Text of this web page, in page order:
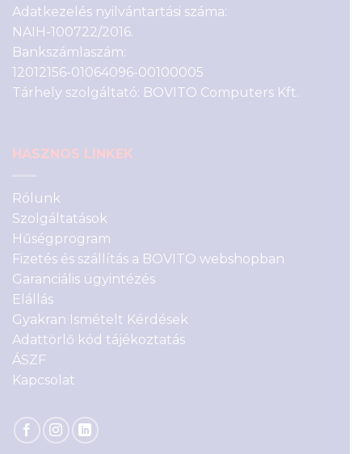
Adatkezelés nyilvántartási száma:
NAIH-100722/2016.
Bankszámlaszám:
12012156-01064096-00100005
Tárhely szolgáltató: BOVITO Computers Kft.
HASZNOS LINKEK
Rólunk
Szolgáltatások
Hűségprogram
Fizetés és szállítás a BOVITO webshopban
Garanciális ügyintézés
Elállás
Gyakran Ismételt Kérdések
Adattörlő kód tájékoztatás
ÁSZF
Kapcsolat